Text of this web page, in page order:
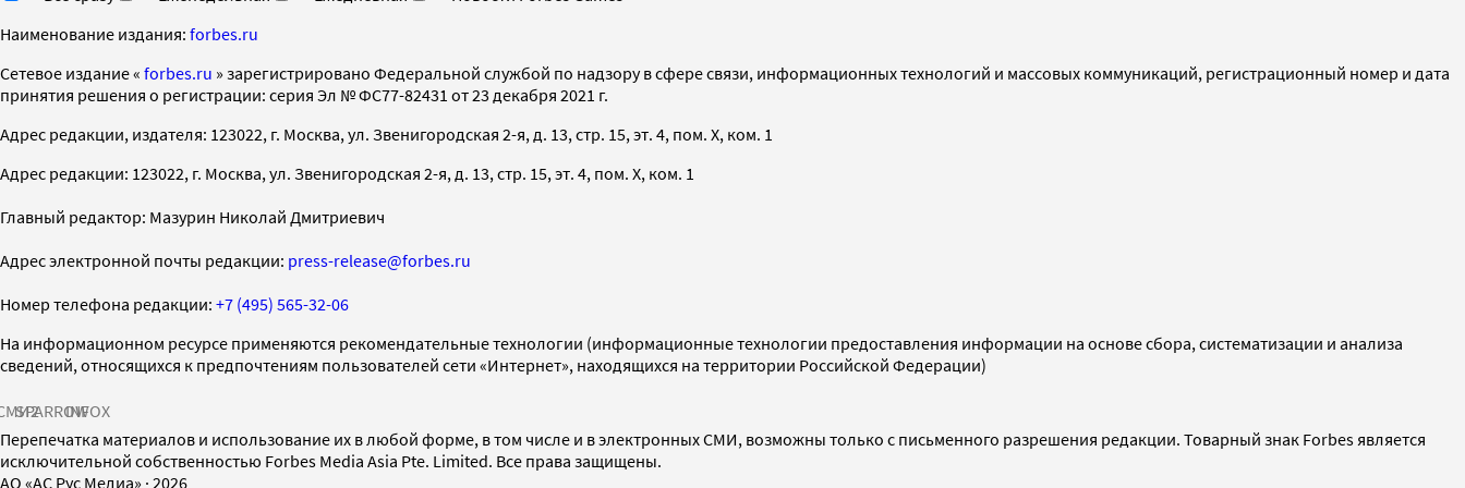
Наименование издания: forbes.ru
Cетевое издание « forbes.ru » зарегистрировано Федеральной службой по надзору в сфере связи, информационных технологий и массовых коммуникаций, регистрационный номер и дата
принятия решения о регистрации: серия Эл № ФС77-82431 от 23 декабря 2021 г.
Адрес редакции, издателя: 123022, г. Москва, ул. Звенигородская 2-я, д. 13, стр. 15, эт. 4, пом. X, ком. 1
Адрес редакции: 123022, г. Москва, ул. Звенигородская 2-я, д. 13, стр. 15, эт. 4, пом. X, ком. 1
Главный редактор: Мазурин Николай Дмитриевич
Адрес электронной почты редакции: press-release@forbes.ru
Номер телефона редакции: +7 (495) 565-32-06
На информационном ресурсе применяются рекомендательные технологии (информационные технологии предоставления информации на основе сбора, систематизации и анализа
сведений, относящихся к предпочтениям пользователей сети «Интернет», находящихся на территории Российской Федерации)
SPARROWINFOX
Перепечатка материалов и использование их в любой форме, в том числе и в электронных СМИ, возможны только с письменного разрешения редакции. Товарный знак Forbes является
исключительной собственностью Forbes Media Asia Pte. Limited. Все права защищены.
AO «АС Рус Медиа» · 2026